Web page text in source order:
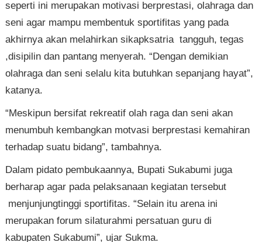
seperti ini merupakan motivasi berprestasi, olahraga dan
seni agar mampu membentuk sportifitas yang pada
akhirnya akan melahirkan sikapksatria tangguh, tegas
,disipilin dan pantang menyerah. “Dengan demikian
olahraga dan seni selalu kita butuhkan sepanjang hayat”,
katanya.
“Meskipun bersifat rekreatif olah raga dan seni akan
menumbuh kembangkan motvasi berprestasi kemahiran
terhadap suatu bidang”, tambahnya.
Dalam pidato pembukaannya, Bupati Sukabumi juga
berharap agar pada pelaksanaan kegiatan tersebut
menjunjungtinggi sportifitas. “Selain itu arena ini
merupakan forum silaturahmi persatuan guru di
kabupaten Sukabumi”, ujar Sukma.